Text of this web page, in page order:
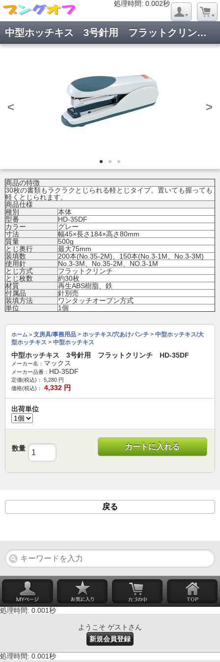
処理時間: 0.002秒
中型ホッチキス 3号針用 フラットクリンチ HD-35DF
< >
商品の特徴
30枚の書類もラクラクとじられる軽とじタイプ。置いても握っても
軽くとじられます。
商品仕様
種別
本体
型番
HD-35DF
カラー
グレー
寸法
幅45×長さ184×高さ80mm
質量
500g
とじ奥行
最大75mm
装填数
200本(No.35-2M)、150本(No.3-1M、No.3-3M)
使用針
No.3-3M、No.35-2M、NO.3-1M
とじ方式
フラットクリンチ
とじ枚数
約30枚
材質
再生ABS樹脂、鉄
付属品
針別売
装填方法
ワンタッチオープン方式
単位
1個
ホーム > 文房具/事務用品 > ホッチキス/穴あけパンチ > 中型ホッチキス/大
型ホッチキス > 中型ホッチキス
中型ホッチキス 3号針用 フラットクリンチ HD-35DF
メーカー名： マックス
メーカー品番： HD-35DF
定価(税込)： 5,280 円
価格(税込)：
4,332 円
出荷単位
数量 カートに入れる
戻る
処理時間: 0.001秒
ようこそ ゲストさん
新規会員登録
処理時間: 0.001秒
処理時間: 0.020秒